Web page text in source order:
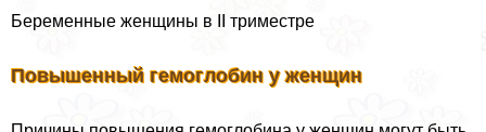
Беременные женщины в II триместре
Повышенный гемоглобин у женщин